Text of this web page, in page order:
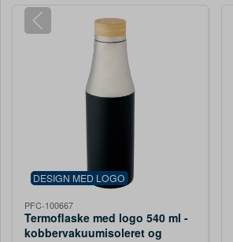
DESIGN MED LOGO
PFC-100667
Termoflaske med logo 540 ml -
kobbervakuumisoleret og